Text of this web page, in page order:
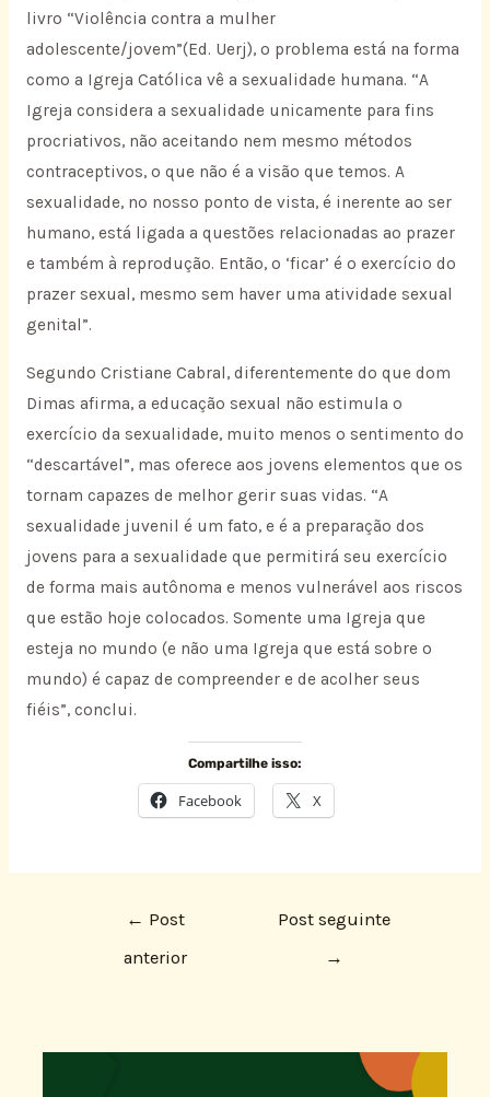
livro “Violência contra a mulher
adolescente/jovem”(Ed. Uerj), o problema está na forma
como a Igreja Católica vê a sexualidade humana. “A
Igreja considera a sexualidade unicamente para fins
procriativos, não aceitando nem mesmo métodos
contraceptivos, o que não é a visão que temos. A
sexualidade, no nosso ponto de vista, é inerente ao ser
humano, está ligada a questões relacionadas ao prazer
e também à reprodução. Então, o ‘ficar’ é o exercício do
prazer sexual, mesmo sem haver uma atividade sexual
genital”.
Segundo Cristiane Cabral, diferentemente do que dom
Dimas afirma, a educação sexual não estimula o
exercício da sexualidade, muito menos o sentimento do
“descartável”, mas oferece aos jovens elementos que os
tornam capazes de melhor gerir suas vidas. “A
sexualidade juvenil é um fato, e é a preparação dos
jovens para a sexualidade que permitirá seu exercício
de forma mais autônoma e menos vulnerável aos riscos
que estão hoje colocados. Somente uma Igreja que
esteja no mundo (e não uma Igreja que está sobre o
mundo) é capaz de compreender e de acolher seus
fiéis”, conclui.
Compartilhe isso:
Facebook X
← Post
anterior
Post seguinte
→